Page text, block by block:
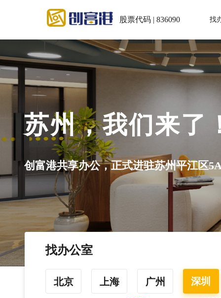
股票代码 | 836090 找
找办公室
北京 上海 广州 深圳